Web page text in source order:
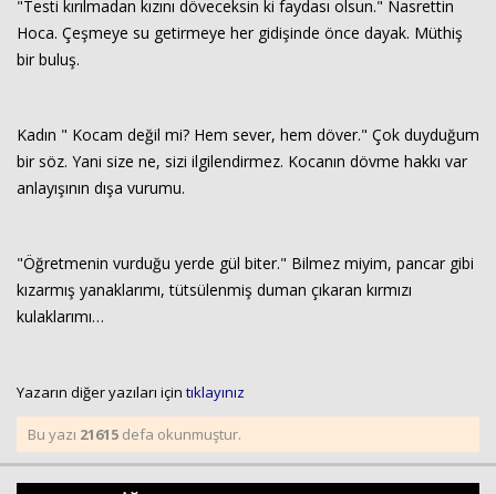
"Testi kırılmadan kızını döveceksin ki faydası olsun." Nasrettin
Hoca. Çeşmeye su getirmeye her gidişinde önce dayak. Müthiş
bir buluş.
Kadın " Kocam değil mi? Hem sever, hem döver." Çok duyduğum
bir söz. Yani size ne, sizi ilgilendirmez. Kocanın dövme hakkı var
anlayışının dışa vurumu.
"Öğretmenin vurduğu yerde gül biter." Bilmez miyim, pancar gibi
kızarmış yanaklarımı, tütsülenmiş duman çıkaran kırmızı
kulaklarımı…
Yazarın diğer yazıları için tıklayınız
Bu yazı 21615 defa okunmuştur.